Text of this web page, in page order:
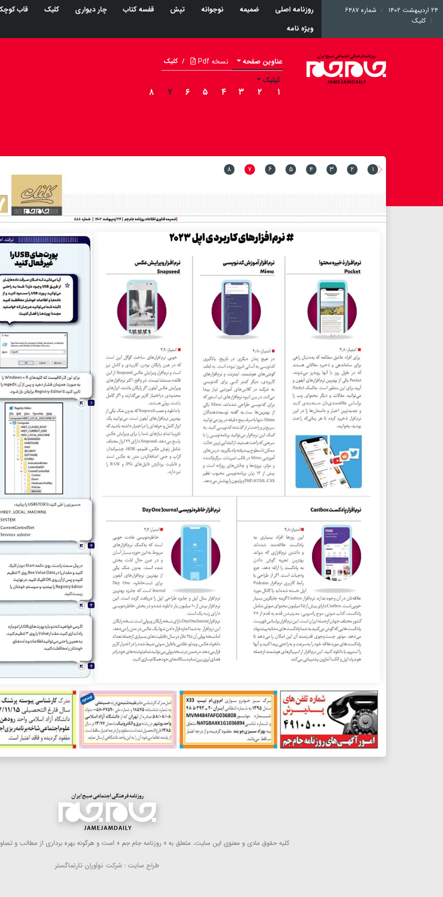
۲۴ اردیبهشت ۱۴۰۲
شماره ۶۴۸۷
کلیک
روزنامه اصلی ضمیمه نوجوانه تپش قفسه کتاب چار دیواری کلیک
قاب
ویژه نامه
عناوین صفحه نسخه Pdf / کلیک
کیلیک
۱ ۲ ۳ ۴ ۵ ۶ ۷ ۸
۱ ۲ ۳ ۴ ۵ ۶ ۷ ۸
كلیه حقوق مادی و معنوی این سایت، متعلق به « روزنامه جام جم » است و هرگونه بهره ‌برداری از مطالب و
طراح سایت : شرکت نوآوران تارنماگستر